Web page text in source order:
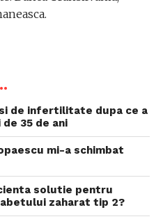
si de infertilitate dupa ce a
35 de ani
mi-a schimbat
solutie pentru
zaharat tip 2?